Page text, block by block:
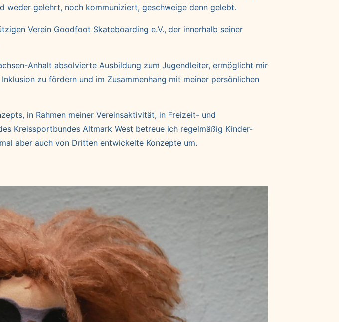
weder gelehrt, noch kommuniziert, geschweige denn gelebt.
Verein Goodfoot Skateboarding e.V., der innerhalb seiner
Anhalt absolvierte Ausbildung zum Jugendleiter, ermöglicht mir
zu fördern und im Zusammenhang mit meiner persönlichen
in Rahmen meiner Vereinsaktivität, in Freizeit- und
Kreissportbundes Altmark West betreue ich regelmäßig Kinder-
aber auch von Dritten entwickelte Konzepte um.